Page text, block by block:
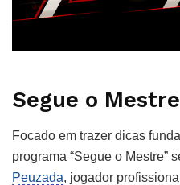
Segue o Mestre
Focado em trazer dicas
programa “Segue o Mestre”
Peuzada, jogador